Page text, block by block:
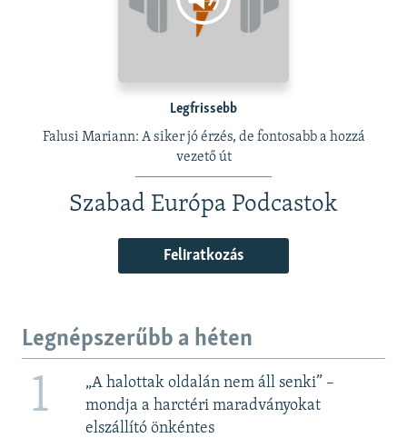
Legfrissebb
Falusi Mariann: A siker jó érzés, de fontosabb a hozzá
vezető út
Szabad Európa Podcastok
Feliratkozás
Legnépszerűbb a héten
1
„A halottak oldalán nem áll senki” –
mondja a harctéri maradványokat
elszállító önkéntes